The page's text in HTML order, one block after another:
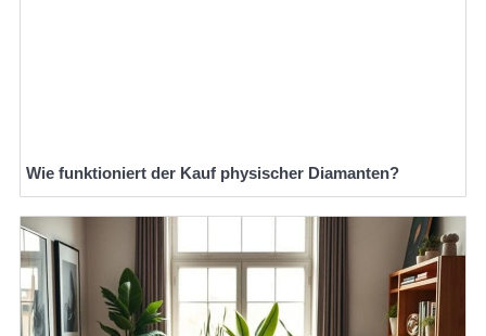
Wie funktioniert der Kauf physischer Diamanten?